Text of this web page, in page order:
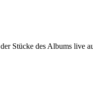
Stücke des Albums live